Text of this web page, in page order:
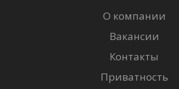
О компании
Вакансии
Контакты
Приватность